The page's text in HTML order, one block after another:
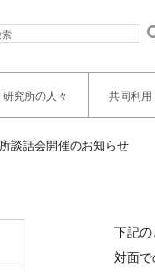
研究所の人々 共同利
談話会開催のお知らせ
下記の
対面で